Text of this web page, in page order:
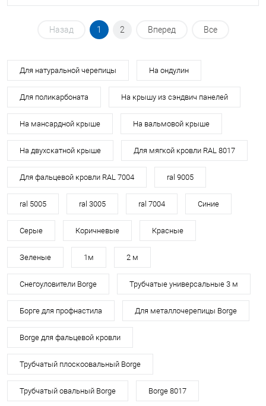
Назад 1 2 Вперед Все
Для натуральной черепицы На ондулин
Для поликарбоната На крышу из сэндвич панелей
На мансардной крыше На вальмовой крыше
На двухскатной крыше Для мягкой кровли RAL 8017
Для фальцевой кровли RAL 7004 ral 9005
ral 5005 ral 3005 ral 7004 Синие
Серые Коричневые Красные
Зеленые 1м 2 м
Снегоуловители Borge Трубчатые универсальные 3 м
Борге для профнастила Для металлочерепицы Borge
Borge для фальцевой кровли
Трубчатый плоскоовальный Borge
Трубчатый овальный Borge Borge 8017